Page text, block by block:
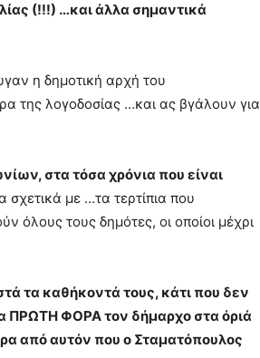
(!!!) …και άλλα σημαντικά
η δημοτική αρχή του
της λογοδοσίας …και ας βγάλουν για
στα τόσα χρόνια που είναι
σχετικά με …τα τερτίπια που
όλους τους δημότες, οι οποίοι μέχρι
τα καθήκοντά τους, κάτι που δεν
ΠΡΩΤΗ ΦΟΡΑ τον δήμαρχο στα όριά
από αυτόν που ο Σταματόπουλος